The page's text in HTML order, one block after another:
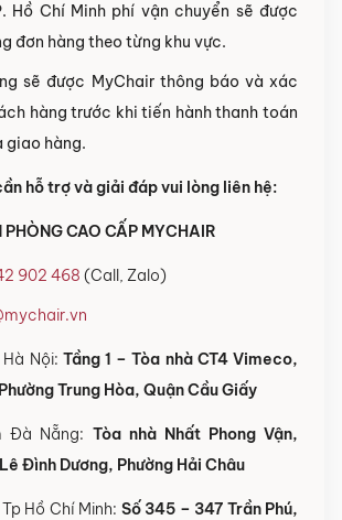
Hồ Chí Minh phí vận chuyển sẽ được
đơn hàng theo từng khu vực.
sẽ được MyChair thông báo và xác
hàng trước khi tiến hành thanh toán
giao hàng.
hỗ trợ và giải đáp vui lòng liên hệ:
PHÒNG CAO CẤP MYCHAIR
902 468 (Call, Zalo)
Nội: Tầng 1 – Tòa nhà CT4 Vimeco,
Trung Hòa, Quận Cầu Giấy
Đà Nẵng: Tòa nhà Nhất Phong Vận,
Đình Dương, Phường Hải Châu
Hồ Chí Minh: Số 345 – 347 Trần Phú,